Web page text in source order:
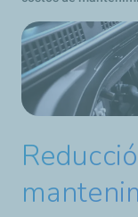
navegación